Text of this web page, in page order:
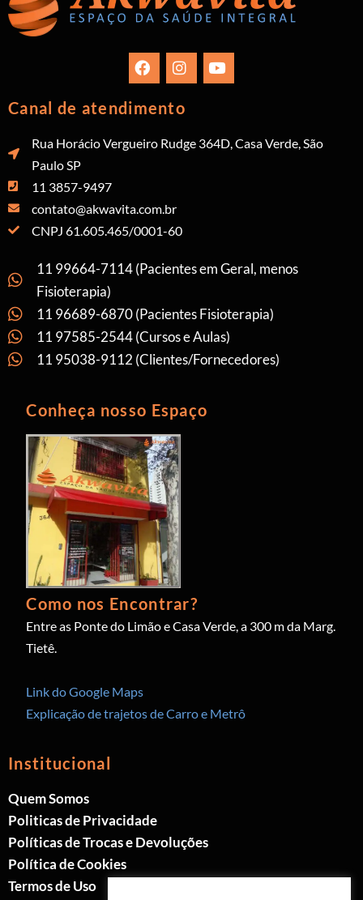
Canal de atendimento
Rua Horácio Vergueiro Rudge 364D, Casa Verde, São
Paulo SP
11 3857-9497
contato@akwavita.com.br
CNPJ 61.605.465/0001-60
11 99664-7114 (Pacientes em Geral, menos
Fisioterapia)
11 96689-6870 (Pacientes Fisioterapia)
11 97585-2544 (Cursos e Aulas)
11 95038-9112 (Clientes/Fornecedores)
Conheça nosso Espaço
Como nos Encontrar?
Entre as Ponte do Limão e Casa Verde, a 300 m da Marg.
Tietê.
Link do Google Maps
Explicação de trajetos de Carro e Metrô
Institucional
Quem Somos
Politicas de Privacidade
Políticas de Trocas e Devoluções
Política de Cookies
Termos de Uso